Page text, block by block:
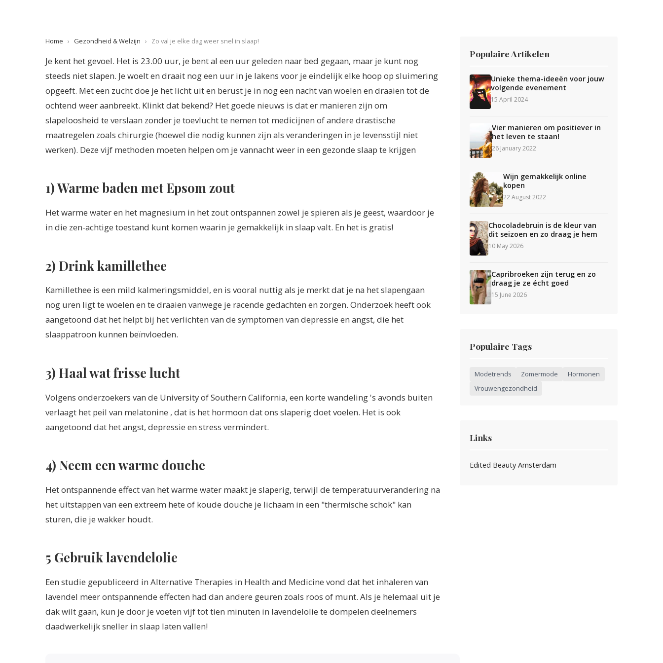
Home › Gezondheid & Welzijn › Zo val je elke dag weer snel in slaap!
Je kent het gevoel. Het is 23.00 uur, je bent al een uur geleden naar bed gegaan, maar je kunt nog
steeds niet slapen. Je woelt en draait nog een uur in je lakens voor je eindelijk elke hoop op sluimering
opgeeft. Met een zucht doe je het licht uit en berust je in nog een nacht van woelen en draaien tot de
ochtend weer aanbreekt. Klinkt dat bekend? Het goede nieuws is dat er manieren zijn om
slapeloosheid te verslaan zonder je toevlucht te nemen tot medicijnen of andere drastische
maatregelen zoals chirurgie (hoewel die nodig kunnen zijn als veranderingen in je levensstijl niet
werken). Deze vijf methoden moeten helpen om je vannacht weer in een gezonde slaap te krijgen
1) Warme baden met Epsom zout
Het warme water en het magnesium in het zout ontspannen zowel je spieren als je geest, waardoor je
in die zen-achtige toestand kunt komen waarin je gemakkelijk in slaap valt. En het is gratis!
2) Drink kamillethee
Kamillethee is een mild kalmeringsmiddel, en is vooral nuttig als je merkt dat je na het slapengaan
nog uren ligt te woelen en te draaien vanwege je racende gedachten en zorgen. Onderzoek heeft ook
aangetoond dat het helpt bij het verlichten van de symptomen van depressie en angst, die het
slaappatroon kunnen beïnvloeden.
3) Haal wat frisse lucht
Volgens onderzoekers van de University of Southern California, een korte wandeling 's avonds buiten
verlaagt het peil van melatonine , dat is het hormoon dat ons slaperig doet voelen. Het is ook
aangetoond dat het angst, depressie en stress vermindert.
4) Neem een warme douche
Het ontspannende effect van het warme water maakt je slaperig, terwijl de temperatuurverandering na
het uitstappen van een extreem hete of koude douche je lichaam in een "thermische schok" kan
sturen, die je wakker houdt.
5 Gebruik lavendelolie
Een studie gepubliceerd in Alternative Therapies in Health and Medicine vond dat het inhaleren van
lavendel meer ontspannende effecten had dan andere geuren zoals roos of munt. Als je helemaal uit je
dak wilt gaan, kun je door je voeten vijf tot tien minuten in lavendelolie te dompelen deelnemers
daadwerkelijk sneller in slaap laten vallen!
Populaire Artikelen
Unieke thema-ideeën voor jouw
volgende evenement
15 April 2024
Vier manieren om positiever in
het leven te staan!
26 January 2022
Wijn gemakkelijk online
kopen
22 August 2022
Chocoladebruin is de kleur van
dit seizoen en zo draag je hem
10 May 2026
Capribroeken zijn terug en zo
draag je ze écht goed
15 June 2026
Populaire Tags
Modetrends Zomermode
Hormonen
Vrouwengezondheid
Links
Edited Beauty Amsterdam